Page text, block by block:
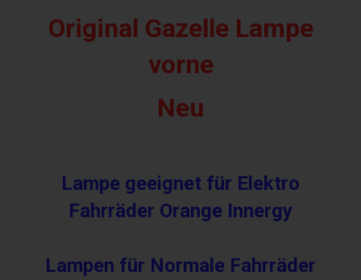
Original Gazelle Lampe
vorne
Neu
Lampe geeignet für Elektro
Fahrräder Orange Innergy
Lampen für Normale Fahrräder